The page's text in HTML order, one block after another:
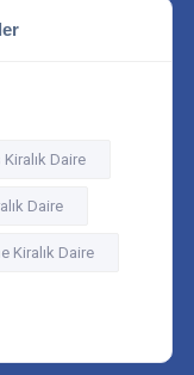
Daire
Daire
Kiralık Daire